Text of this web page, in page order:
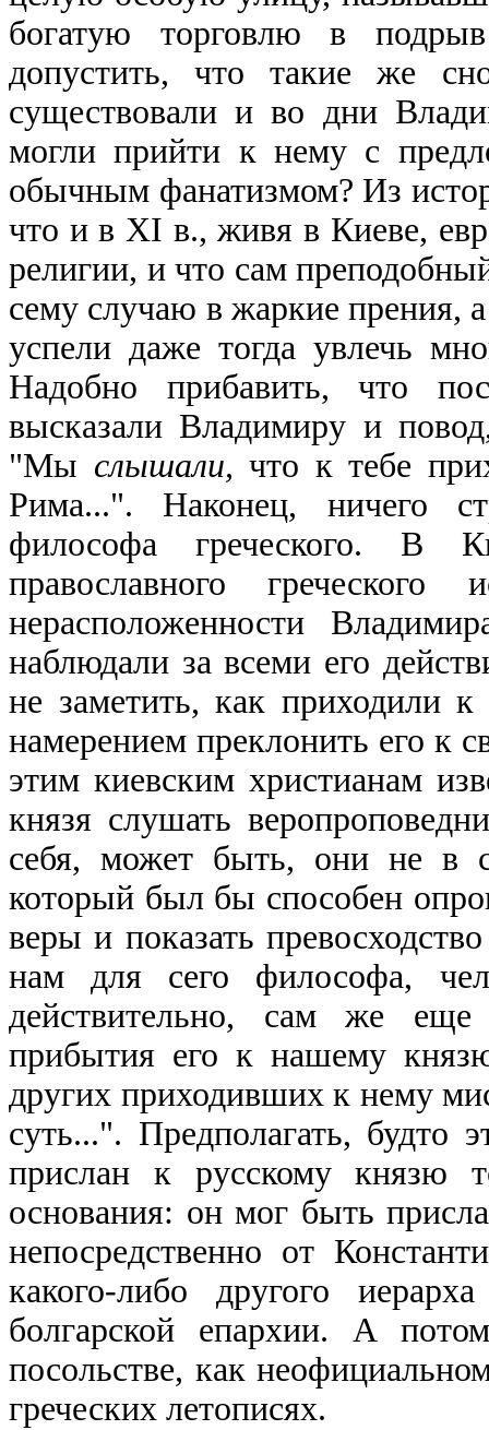
богатую торговлю в
допустить, что такие же
существовали и во дни
могли прийти к нему с
обычным фанатизмом? Из
что и в XI в., живя в Киеве,
религии, и что сам
сему случаю в жаркие прения,
успели даже тогда увлечь
Надобно прибавить, что
высказали Владимиру и
"Мы слышали, что к тебе
Рима...". Наконец, ничего
философа греческого. В
православного греческого
нерасположенности
наблюдали за всеми его
не заметить, как приходили
намерением преклонить его к
этим киевским христианам
князя слушать
себя, может быть, они не в
который был бы способен
веры и показать
нам для сего философа,
действительно, сам же еще
прибытия его к нашему
других приходивших к нему
суть...". Предполагать, будто
прислан к русскому князю
основания: он мог быть
непосредственно от
какого-либо другого
болгарской епархии. А
посольстве, как
греческих летописях.